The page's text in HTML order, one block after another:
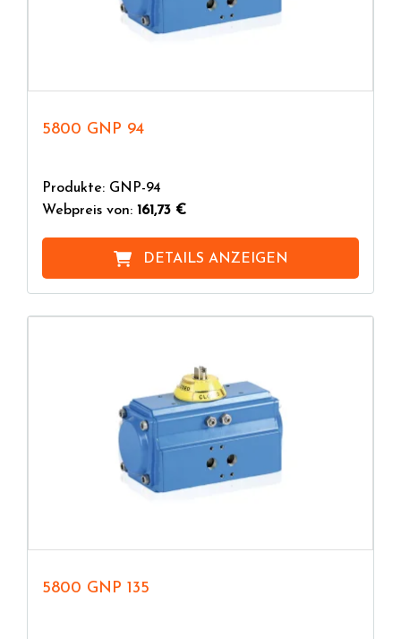
5800 GNP 94
Produkte: GNP-94
Webpreis von: 161,73 €
DETAILS ANZEIGEN
5800 GNP 135